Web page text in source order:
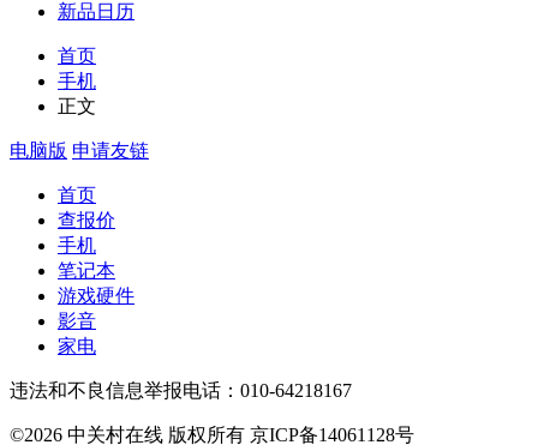
新品日历
首页
手机
正文
电脑版 申请友链
首页
查报价
手机
笔记本
游戏硬件
影音
家电
违法和不良信息举报电话：010-64218167
©2026 中关村在线 版权所有 京ICP备14061128号